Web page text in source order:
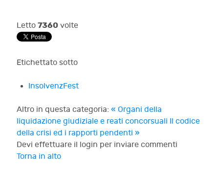
Letto 7360 volte
Etichettato sotto
InsolvenzFest
Altro in questa categoria: « Organi della
liquidazione giudiziale e reati concorsuali Il codice
della crisi ed i rapporti pendenti »
Devi effettuare il login per inviare commenti
Torna in alto